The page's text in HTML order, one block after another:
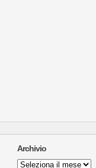
Archivio
Archivio